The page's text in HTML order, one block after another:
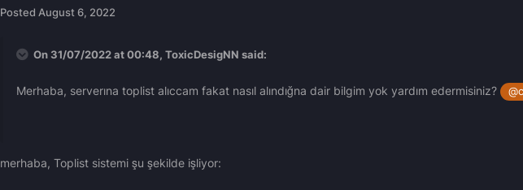
Posted August 6, 2022
On 31/07/2022 at 00:48, ToxicDesigNN said:
Merhaba, serverına toplist alıccam fakat nasıl alındığna dair bilgim yok yardım edermisiniz? @
merhaba, Toplist sistemi şu şekilde işliyor: